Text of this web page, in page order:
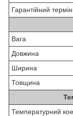
Гарантійний термін
Вага
Довжина
Ширина
Товщина
Температурний